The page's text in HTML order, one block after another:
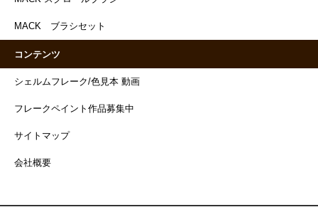
MACK ブラシセット
コンテンツ
シェルムフレーク/色見本 動画
フレークペイント作品募集中
サイトマップ
会社概要